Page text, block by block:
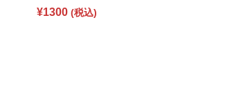
¥1300 (税込)